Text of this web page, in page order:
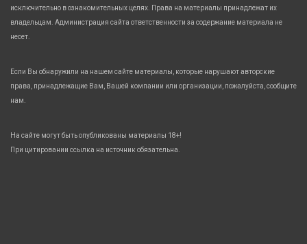
исключительно в ознакомительных целях. Права на материалы принадлежат их
владельцам. Администрация сайта ответственности за содержание материала не
несет.
Если Вы обнаружили на нашем сайте материалы, которые нарушают авторские
права, принадлежащие Вам, Вашей компании или организации, пожалуйста, сообщите
нам.
На сайте могут быть опубликованы материалы 18+!
При цитировании ссылка на источник обязательна.